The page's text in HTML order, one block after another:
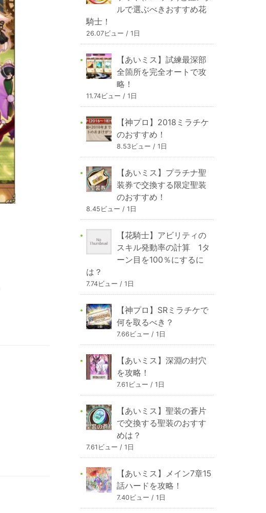
ルで選ぶべきおすすめ花
騎士！
26.07ビュー / 1日
【あいミス】試練最深部
全箇所を完全オートで攻
略！
11.74ビュー / 1日
【神プロ】2018ミラチケ
のおすすめ！
8.53ビュー / 1日
【あいミス】プラチナ聖
装券で交換する限定聖装
のおすすめ！
8.45ビュー / 1日
【花騎士】アビリティの
スキル発動率の計算 1タ
ーン目を100％にするに
は？
7.74ビュー / 1日
【神プロ】SRミラチケで
何を取るべき？
7.66ビュー / 1日
【あいミス】深淵の封穴
を攻略！
7.61ビュー / 1日
【あいミス】聖装の蒼片
で交換する聖装のおすす
めは？
7.61ビュー / 1日
【あいミス】メイン7章15
話ハードを攻略！
7.40ビュー / 1日